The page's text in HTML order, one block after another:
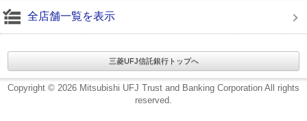
全店舗一覧を表示
三菱UFJ信託銀行トップへ
Copyright © 2026 Mitsubishi UFJ Trust and Banking Corporation All rights
reserved.